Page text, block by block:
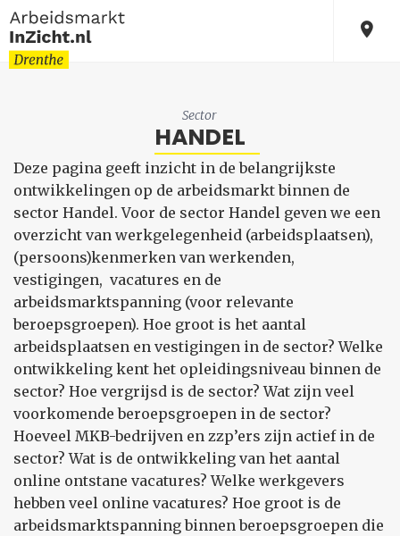
Sector
HANDEL
Deze pagina geeft inzicht in de belangrijkste
ontwikkelingen op de arbeidsmarkt binnen de
sector Handel. Voor de sector Handel geven we een
overzicht van werkgelegenheid (arbeidsplaatsen),
(persoons)kenmerken van werkenden,
vestigingen, vacatures en de
arbeidsmarktspanning (voor relevante
beroepsgroepen). Hoe groot is het aantal
arbeidsplaatsen en vestigingen in de sector? Welke
ontwikkeling kent het opleidingsniveau binnen de
sector? Hoe vergrijsd is de sector? Wat zijn veel
voorkomende beroepsgroepen in de sector?
Hoeveel MKB-bedrijven en zzp’ers zijn actief in de
sector? Wat is de ontwikkeling van het aantal
online ontstane vacatures? Welke werkgevers
hebben veel online vacatures? Hoe groot is de
arbeidsmarktspanning binnen beroepsgroepen die